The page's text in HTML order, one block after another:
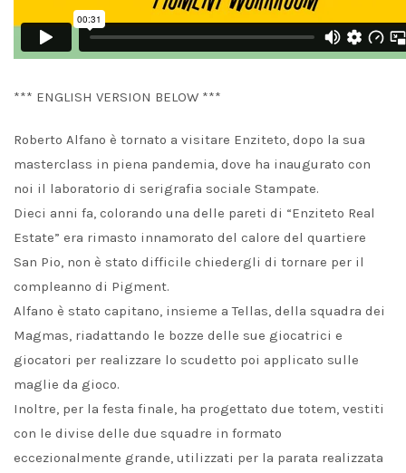
*** ENGLISH VERSION BELOW ***
Roberto Alfano è tornato a visitare Enziteto, dopo la sua
masterclass in piena pandemia, dove ha inaugurato con
noi il laboratorio di serigrafia sociale Stampate.
Dieci anni fa, colorando una delle pareti di “Enziteto Real
Estate” era rimasto innamorato del calore del quartiere
San Pio, non è stato difficile chiedergli di tornare per il
compleanno di Pigment.
Alfano è stato capitano, insieme a Tellas, della squadra dei
Magmas, riadattando le bozze delle sue giocatrici e
giocatori per realizzare lo scudetto poi applicato sulle
maglie da gioco.
Inoltre, per la festa finale, ha progettato due totem, vestiti
con le divise delle due squadre in formato
eccezionalmente grande, utilizzati per la parata realizzata